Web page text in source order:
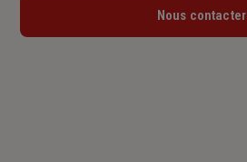
Lundi : Fermé
Nous contacter